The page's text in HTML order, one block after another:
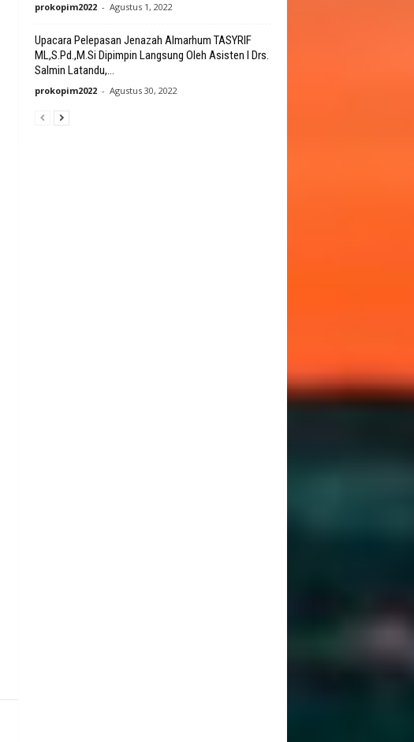
prokopim2022 - Agustus 1, 2022
Upacara Pelepasan Jenazah Almarhum TASYRIF
ML,S.Pd.,M.Si Dipimpin Langsung Oleh Asisten I Drs.
Salmin Latandu,...
prokopim2022 - Agustus 30, 2022